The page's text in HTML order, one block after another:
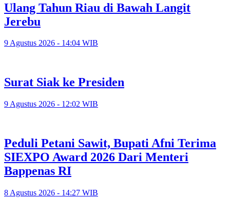
Ulang Tahun Riau di Bawah Langit
Jerebu
9 Agustus 2026 - 14:04 WIB
Surat Siak ke Presiden
9 Agustus 2026 - 12:02 WIB
Peduli Petani Sawit, Bupati Afni Terima
SIEXPO Award 2026 Dari Menteri
Bappenas RI
8 Agustus 2026 - 14:27 WIB